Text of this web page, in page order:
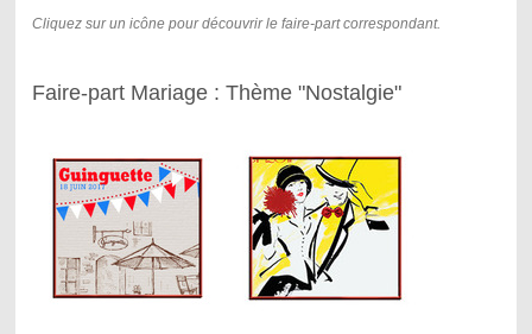
Cliquez sur un icône pour découvrir le faire-part correspondant.
Faire-part Mariage : Thème "Nostalgie"